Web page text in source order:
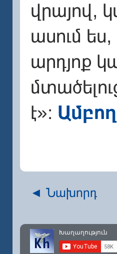
վրայով,
ասում
արդյոք
է»։
◄ Նախորդ